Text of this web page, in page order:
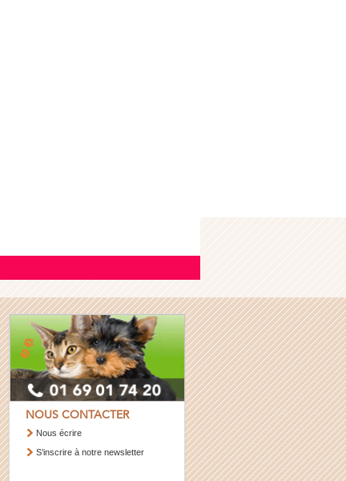
NOUS CONTACTER
Nous écrire
S’inscrire à notre newsletter